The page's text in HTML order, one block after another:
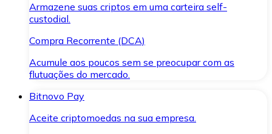
Armazene suas criptos em uma carteira self-
custodial.
Compra Recorrente (DCA)
Acumule aos poucos sem se preocupar com as
flutuações do mercado.
Bitnovo Pay
Aceite criptomoedas na sua empresa.